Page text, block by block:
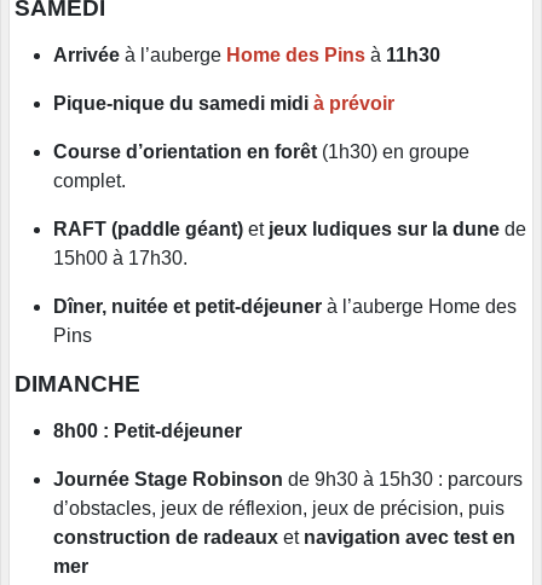
SAMEDI
Arrivée à l’auberge Home des Pins à 11h30
Pique-nique du samedi midi à prévoir
Course d’orientation en forêt (1h30) en groupe
complet.
RAFT (paddle géant) et jeux ludiques sur la dune de
15h00 à 17h30.
Dîner, nuitée et petit-déjeuner à l’auberge Home des
Pins
DIMANCHE
8h00 : Petit-déjeuner
Journée Stage Robinson de 9h30 à 15h30 : parcours
d’obstacles, jeux de réflexion, jeux de précision, puis
construction de radeaux et navigation avec test en
mer